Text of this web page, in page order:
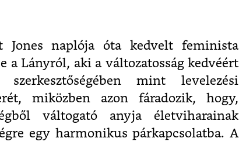
Jones naplója óta kedvelt feminista
a Lányról, aki a változatosság kedvéért
mint levelezési
miközben azon fáradozik, hogy,
váltogató anyja életviharainak
egy harmonikus párkapcsolatba. A